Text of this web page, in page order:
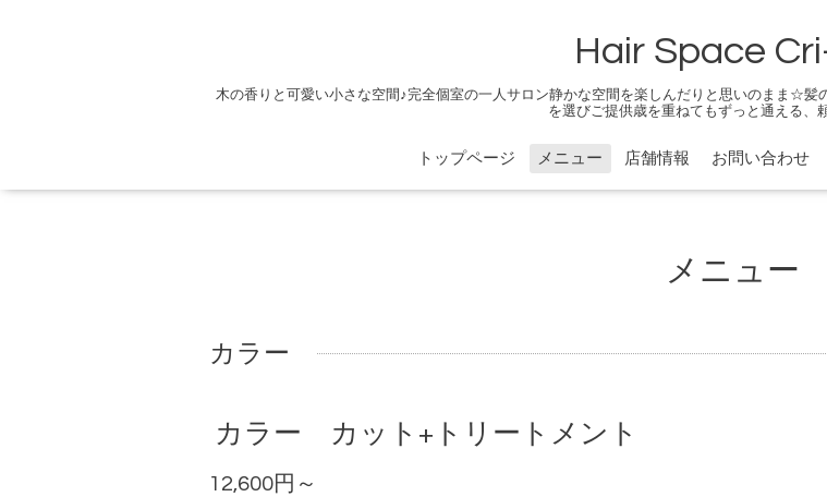
Hair Space
木の香りと可愛い小さな空間♪完全個室の一人サロン静かな空間を楽しんだりと思いのまま☆
を選びご提供歳を重ねてもずっと通える、
トップページ メニュー 店舗情報 お問い合わせ
メニュー
カラー
カラー カット+トリートメント
12,600円～